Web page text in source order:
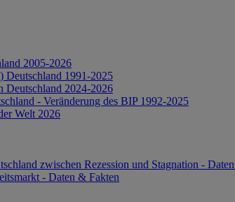
2005-2026
Deutschland 1991-2025
Deutschland 2024-2026
- Veränderung des BIP 1992-2025
Welt 2026
zwischen Rezession und Stagnation -
- Daten & Fakten